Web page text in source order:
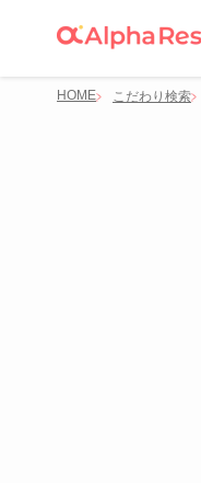
HOME こだわり検索